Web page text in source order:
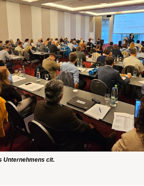
Unternehmens cit.